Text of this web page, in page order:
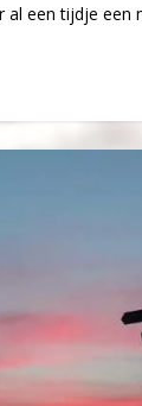
een tijdje een